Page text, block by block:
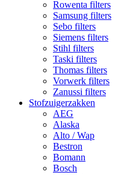
Rowenta filters
Samsung filters
Sebo filters
Siemens filters
Stihl filters
Taski filters
Thomas filters
Vorwerk filters
Zanussi filters
Stofzuigerzakken
AEG
Alaska
Alto / Wap
Bestron
Bomann
Bosch